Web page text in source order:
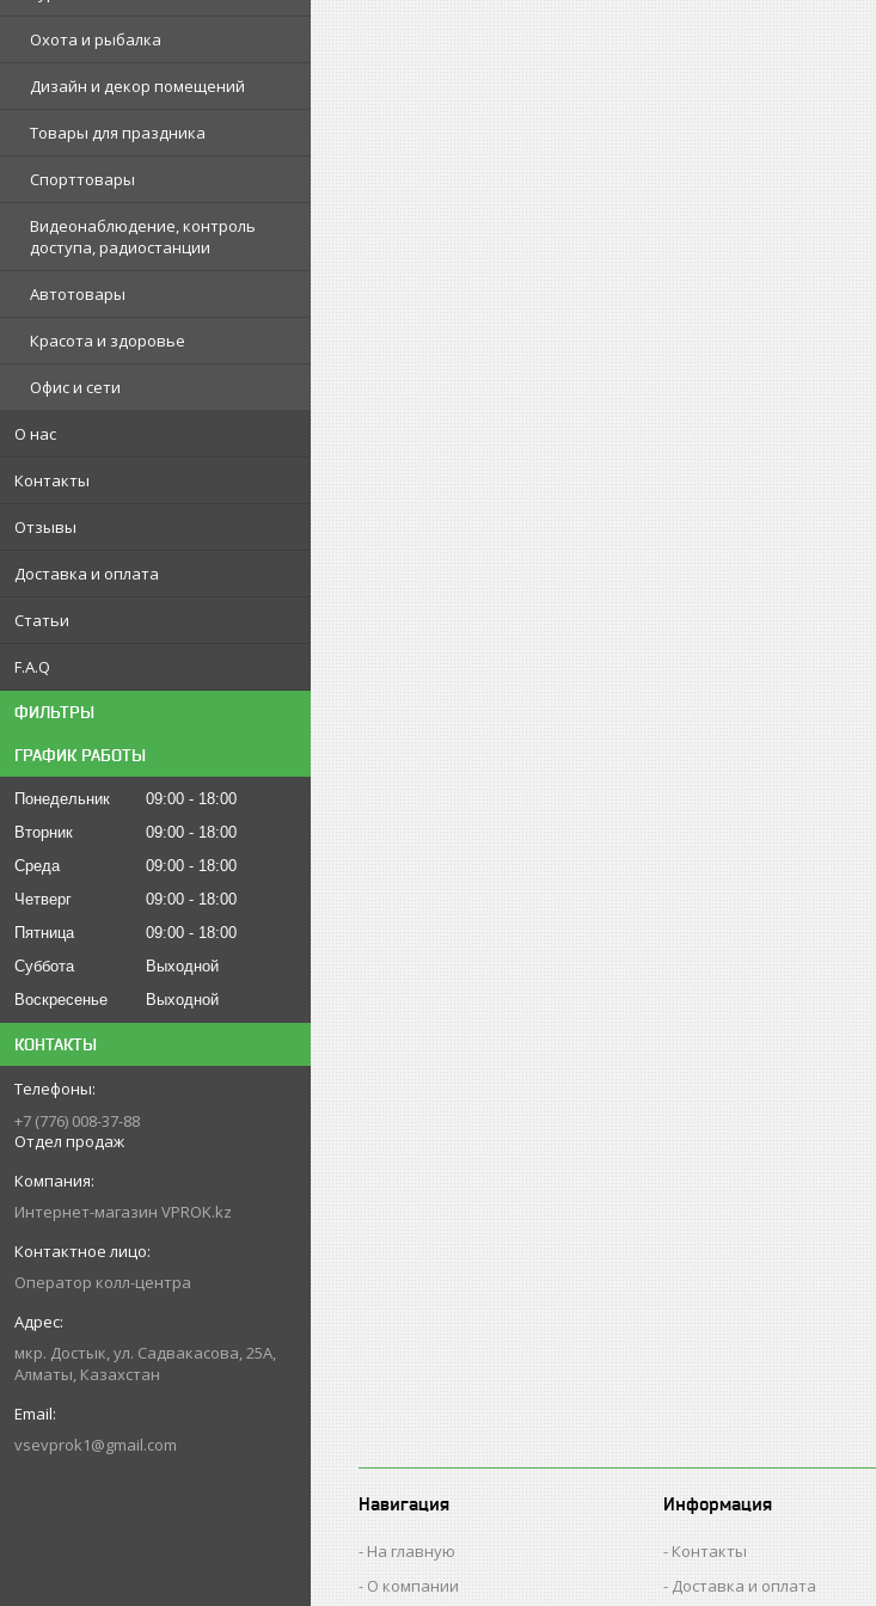
Охота и рыбалка
Дизайн и декор помещений
Товары для праздника
Спорттовары
Видеонаблюдение, контроль
доступа, радиостанции
Автотовары
Красота и здоровье
Офис и сети
О нас
Контакты
Отзывы
Доставка и оплата
Статьи
F.A.Q
ФИЛЬТРЫ
ГРАФИК РАБОТЫ
Понедельник 09:00
18:00
Вторник
09:00
18:00
Среда
09:00
18:00
Четверг
09:00
18:00
Пятница
09:00
18:00
Суббота
Выходной
Воскресенье
Выходной
КОНТАКТЫ
+7 (776) 008-37-88
Отдел продаж
Интернет-магазин VPROK.kz
Оператор колл-центра
мкр. Достык, ул. Садвакасова, 25А,
Алматы, Казахстан
vsevprok1@gmail.com
Навигация
На главную
О компании
Информация
Контакты
Доставка и оплата